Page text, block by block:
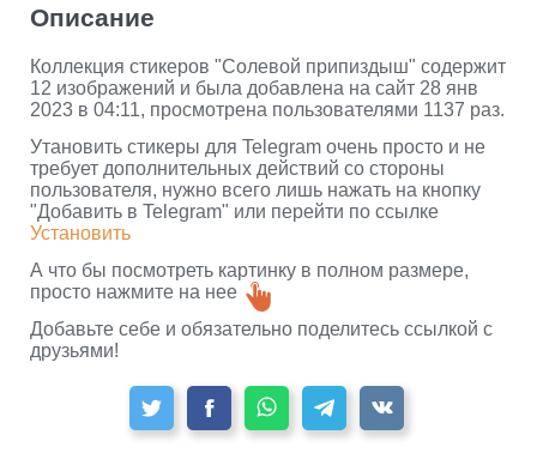
Описание
Коллекция стикеров "Солевой припиздыш" содержит
12 изображений и была добавлена на сайт 28 янв
2023 в 04:11, просмотрена пользователями 1137 раз.
Утановить стикеры для Telegram очень просто и не
требует дополнительных действий со стороны
пользователя, нужно всего лишь нажать на кнопку
"Добавить в Telegram" или перейти по ссылке
Установить
А что бы посмотреть картинку в полном размере,
просто нажмите на нее
Добавьте себе и обязательно поделитесь ссылкой с
друзьями!